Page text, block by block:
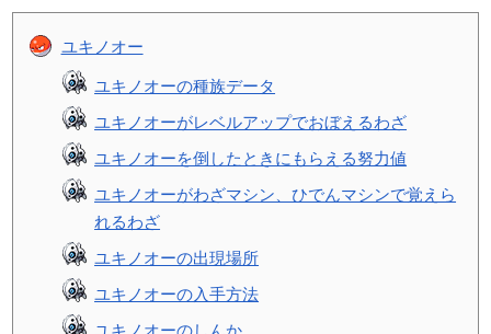
ユキノオー
ユキノオーの種族データ
ユキノオーがレベルアップでおぼえるわざ
ユキノオーを倒したときにもらえる努力値
ユキノオーがわざマシン、ひでんマシンで覚えら
れるわざ
ユキノオーの出現場所
ユキノオーの入手方法